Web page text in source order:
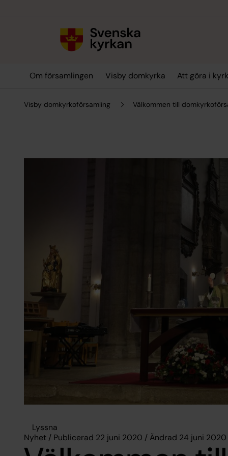
Om församlingen Visby domkyrka Att göra i
Visby domkyrkoförsamling Välkommen till
Lyssna
Nyhet / Publicerad 22 juni 2020 / Ändrad 24 juni 2020